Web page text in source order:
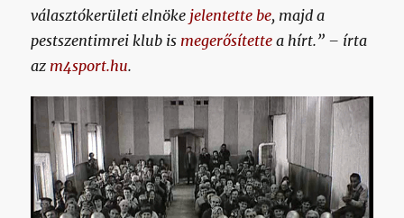
választókerületi elnöke jelentette be, majd a
pestszentimrei klub is megerősítette a hírt.” – írta
az m4sport.hu.